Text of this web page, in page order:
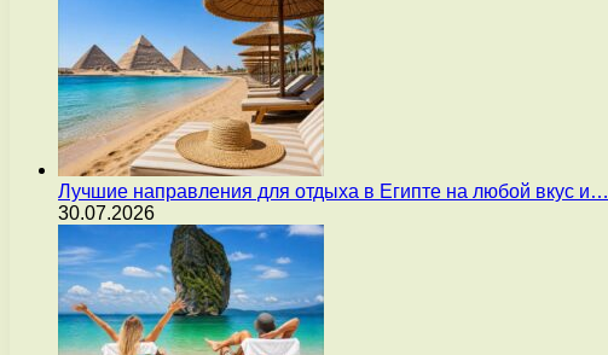
Лучшие направления для отдыха в Египте на любой вкус и…
30.07.2026